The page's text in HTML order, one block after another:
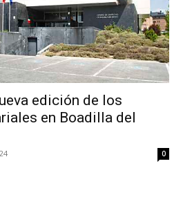
edición de los
en Boadilla del
0